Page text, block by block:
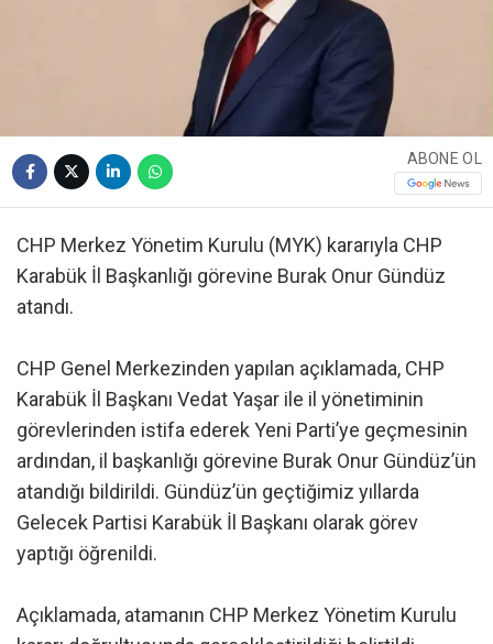
ABONE OL
CHP Merkez Yönetim Kurulu (MYK) kararıyla CHP
Karabük İl Başkanlığı görevine Burak Onur Gündüz
atandı.
CHP Genel Merkezinden yapılan açıklamada, CHP
Karabük İl Başkanı Vedat Yaşar ile il yönetiminin
görevlerinden istifa ederek Yeni Parti’ye geçmesinin
ardından, il başkanlığı görevine Burak Onur Gündüz’ün
atandığı bildirildi. Gündüz’ün geçtiğimiz yıllarda
Gelecek Partisi Karabük İl Başkanı olarak görev
yaptığı öğrenildi.
Açıklamada, atamanın CHP Merkez Yönetim Kurulu